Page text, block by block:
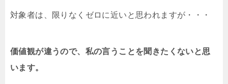
対象者は、限りなくゼロに近いと思われますが・・・
価値観が違うので、私の言うことを聞きたくないと思
います。